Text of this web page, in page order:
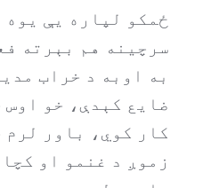
ځمکو لپاره يې یوه
سرچینه هم بېرته
به اوبه د خراب
ضایع کېدې، خو اوس
کار کوي، باور لرم
زموږ د غنمو او